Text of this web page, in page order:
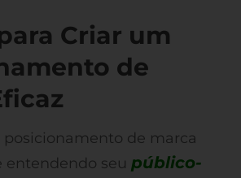
Criar um
de
posicionamento de marca
entendendo seu público-